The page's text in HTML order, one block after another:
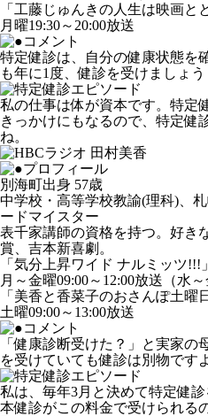
「工藤じゅんきの人生は映画と
月曜19:30～20:00放送
特定健診は、自分の健康状態を
も年に1度、健診を受けましょう
私の仕事は体が資本です。特定
きっかけにもなるので、特定健
ね。
別海町出身 57歳
中学校・高等学校教諭(理科)、
ードマイスター
表千家講師の資格を持つ。好き
賞、吉本新喜劇。
「気分上昇ワイド ナルミッツ!!!」
月～金曜09:00～12:00放送（水～
「美香と香菜子のおさんぽ土曜
土曜09:00～13:00放送
「健康診断受けた？」と実家
を受けていても健診は別物です
私は、毎年3月と決めて特定健
本健診がこの料金で受けられる